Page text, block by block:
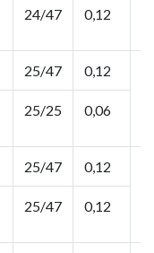
24/47 0,12
25/47 0,12
25/25 0,06
25/47 0,12
25/47 0,12